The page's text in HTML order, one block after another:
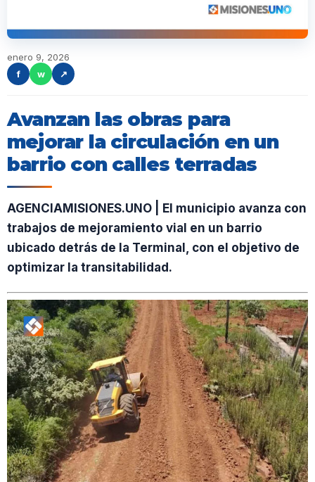
enero 9, 2026
f
w ↗
Avanzan las obras para
mejorar la circulación en un
barrio con calles terradas
AGENCIAMISIONES.UNO | El municipio avanza con
trabajos de mejoramiento vial en un barrio
ubicado detrás de la Terminal, con el objetivo de
optimizar la transitabilidad.